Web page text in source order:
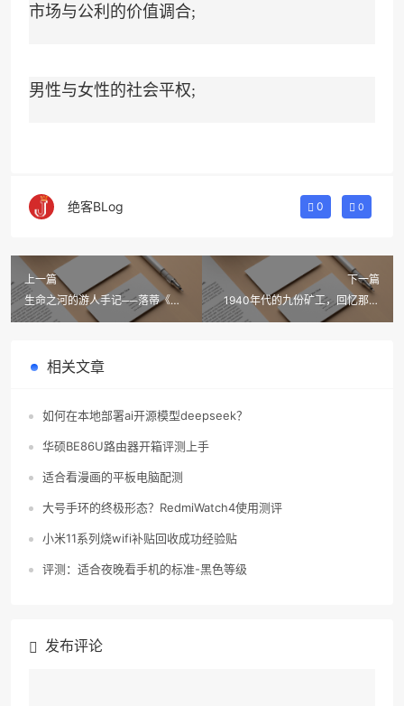
市场与公利的价值调合;
男性与女性的社会平权;
绝客BLog 0 0
上一篇
生命之河的游人手记──落蒂《风
吹沙》的诗写人生
下一篇
1940年代的九份矿工，回忆那段
淘金的血泪岁月
相关文章
如何在本地部署ai开源模型deepseek？
华硕BE86U路由器开箱评测上手
适合看漫画的平板电脑配测
大号手环的终极形态？RedmiWatch4使用测评
小米11系列烧wifi补贴回收成功经验贴
评测：适合夜晚看手机的标准-黑色等级
发布评论